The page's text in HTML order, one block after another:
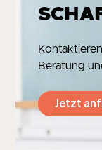
Beratung
Jetzt